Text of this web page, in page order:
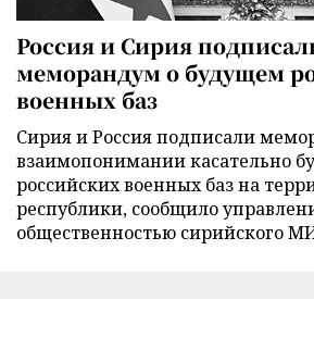
Россия и Сирия
меморандум о будущем
военных баз
Сирия и Россия подписали
взаимопонимании касательно
российских военных баз на
республики, сообщило
общественностью сирийского